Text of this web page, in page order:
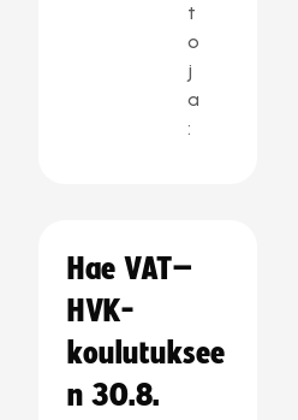
t
o
j
a
:
Hae VAT–
HVK-
koulutuksee
n 30.8.